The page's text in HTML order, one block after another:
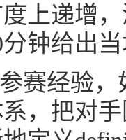
上递增
钟给出
赛经验
，把对